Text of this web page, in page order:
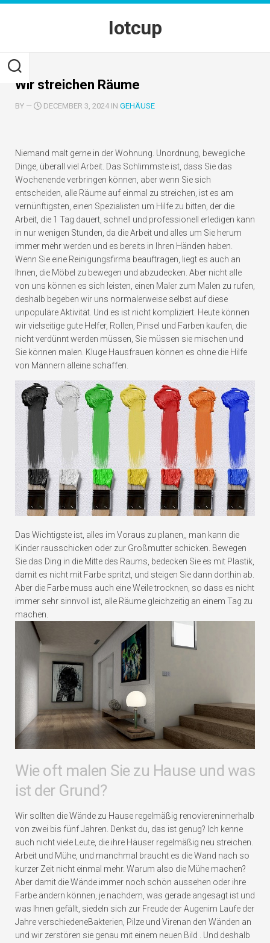
Skip
Iotcup
Wir streichen Räume
BY — DECEMBER 3, 2024 IN GEHÄUSE
Niemand malt gerne in der Wohnung. Unordnung, bewegliche
Dinge, überall viel Arbeit. Das Schlimmste ist, dass Sie das
Wochenende verbringen können, aber wenn Sie sich
entscheiden, alle Räume auf einmal zu streichen, ist es am
vernünftigsten, einen Spezialisten um Hilfe zu bitten, der die
Arbeit, die 1 Tag dauert, schnell und professionell erledigen kann
in nur wenigen Stunden, da die Arbeit und alles um Sie herum
immer mehr werden und es bereits in Ihren Händen haben.
Wenn Sie eine Reinigungsfirma beauftragen, liegt es auch an
Ihnen, die Möbel zu bewegen und abzudecken. Aber nicht alle
von uns können es sich leisten, einen Maler zum Malen zu rufen,
deshalb begeben wir uns normalerweise selbst auf diese
unpopuläre Aktivität. Und es ist nicht kompliziert. Heute können
wir vielseitige gute Helfer, Rollen, Pinsel und Farben kaufen, die
nicht verdünnt werden müssen, Sie müssen sie mischen und
Sie können malen. Kluge Hausfrauen können es ohne die Hilfe
von Männern alleine schaffen.
Das Wichtigste ist, alles im Voraus zu planen
, man kann die
Kinder rausschicken oder zur Großmutter schicken. Bewegen
Sie das Ding in die Mitte des Raums, bedecken Sie es mit Plastik,
damit es nicht mit Farbe spritzt, und steigen Sie dann dorthin ab.
Aber die Farbe muss auch eine Weile trocknen, so dass es nicht
immer sehr sinnvoll ist, alle Räume gleichzeitig an einem Tag zu
machen.
Wie oft malen Sie zu Hause und was
ist der Grund?
Wir sollten die Wände zu Hause regelmäßig renoviereninnerhalb
von zwei bis fünf Jahren . Denkst du, das ist genug? Ich kenne
auch nicht viele Leute, die ihre Häuser regelmäßig neu streichen.
Arbeit und Mühe, und manchmal braucht es die Wand nach so
kurzer Zeit nicht einmal mehr. Warum also die Mühe machen?
Aber damit die Wände immer noch schön aussehen oder ihre
Farbe ändern können, je nachdem, was gerade angesagt ist und
was Ihnen gefällt, siedeln sich zur Freude der Augenim Laufe der
Jahre verschiedeneBakterien, Pilze und Virenan den Wänden an
und wir zerstören sie genau mit einem neuen Bild . Und deshalb